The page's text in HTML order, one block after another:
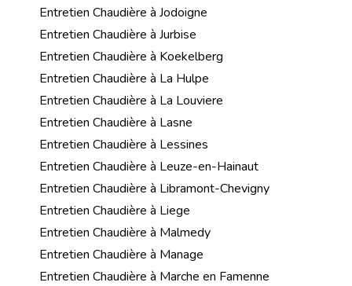
Entretien Chaudière à Jodoigne
Entretien Chaudière à Jurbise
Entretien Chaudière à Koekelberg
Entretien Chaudière à La Hulpe
Entretien Chaudière à La Louviere
Entretien Chaudière à Lasne
Entretien Chaudière à Lessines
Entretien Chaudière à Leuze-en-Hainaut
Entretien Chaudière à Libramont-Chevigny
Entretien Chaudière à Liege
Entretien Chaudière à Malmedy
Entretien Chaudière à Manage
Entretien Chaudière à Marche en Famenne